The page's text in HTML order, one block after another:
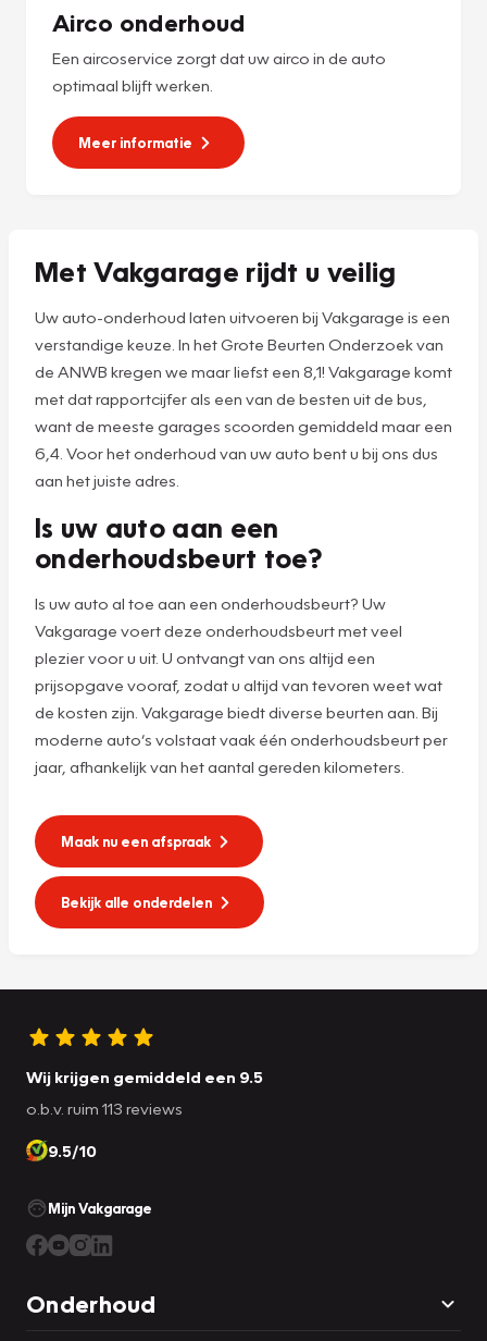
Airco onderhoud
Een aircoservice zorgt dat uw airco in de auto
optimaal blijft werken.
Meer informatie
Met Vakgarage rijdt u veilig
Uw auto-onderhoud laten uitvoeren bij Vakgarage is een
verstandige keuze. In het Grote Beurten Onderzoek van
de ANWB kregen we maar liefst een 8,1! Vakgarage komt
met dat rapportcijfer als een van de besten uit de bus,
want de meeste garages scoorden gemiddeld maar een
6,4. Voor het onderhoud van uw auto bent u bij ons dus
aan het juiste adres.
Is uw auto aan een
onderhoudsbeurt toe?
Is uw auto al toe aan een onderhoudsbeurt? Uw
Vakgarage voert deze onderhoudsbeurt met veel
plezier voor u uit. U ontvangt van ons altijd een
prijsopgave vooraf, zodat u altijd van tevoren weet wat
de kosten zijn. Vakgarage biedt diverse beurten aan. Bij
moderne auto’s volstaat vaak één onderhoudsbeurt per
jaar, afhankelijk van het aantal gereden kilometers.
Maak nu een afspraak
Bekijk alle onderdelen
Wij krijgen gemiddeld een 9.5
o.b.v. ruim 113 reviews
9.5/10
Mijn Vakgarage
Onderhoud